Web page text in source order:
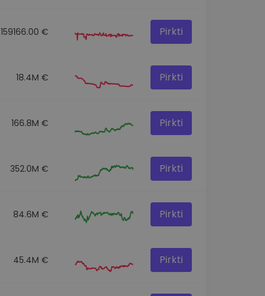
159166.00 € Pirkti
18.4M € Pirkti
166.8M € Pirkti
352.0M € Pirkti
84.6M € Pirkti
45.4M € Pirkti